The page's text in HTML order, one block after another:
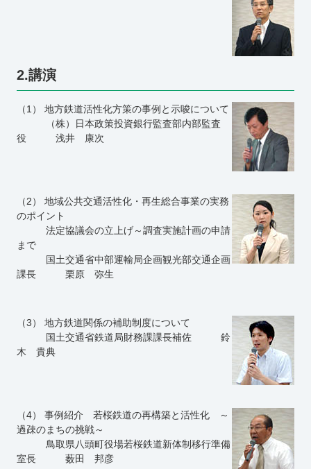
2.講演
（1） 地方鉄道活性化方策の事例と示唆について
（株）日本政策投資銀行監査部内部監査
役 浅井 康次
（2） 地域公共交通活性化・再生総合事業の実務
のポイント
法定協議会の立上げ～調査実施計画の申請
まで
国土交通省中部運輸局企画観光部交通企画
課長 栗原 弥生
（3） 地方鉄道関係の補助制度について
国土交通省鉄道局財務課課長補佐 鈴
木 貴典
（4） 事例紹介 若桜鉄道の再構築と活性化 ～
過疎のまちの挑戦～
鳥取県八頭町役場若桜鉄道新体制移行準備
室長 薮田 邦彦